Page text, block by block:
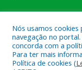
Todos os direitos
Nós usamos
navegação no
concorda com a
Para ter mais
Política de cookies (